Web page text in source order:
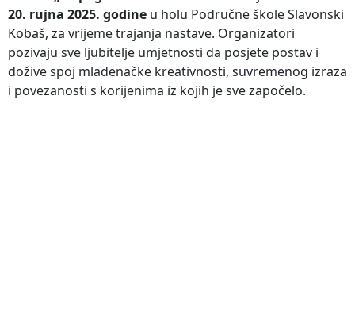
20. rujna 2025. godine u holu Područne škole Slavonski
Kobaš, za vrijeme trajanja nastave. Organizatori
pozivaju sve ljubitelje umjetnosti da posjete postav i
dožive spoj mladenačke kreativnosti, suvremenog izraza
i povezanosti s korijenima iz kojih je sve započelo.